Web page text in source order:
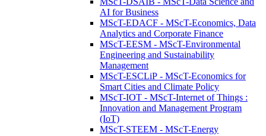
AI for Business
MScT-EDACF - MScT-Economics, Data
Analytics and Corporate Finance
MScT-EESM - MScT-Environmental
Engineering and Sustainability
Management
MScT-ESCLiP - MScT-Economics for
Smart Cities and Climate Policy
MScT-IOT - MScT-Internet of Things :
Innovation and Management Program
(IoT)
MScT-STEEM - MScT-Energy